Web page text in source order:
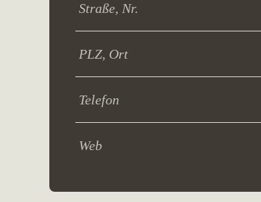
Straße, Nr.
PLZ, Ort
Telefon
Web